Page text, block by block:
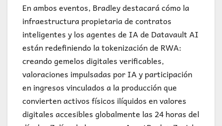
En ambos eventos, Bradley destacará cómo la
infraestructura propietaria de contratos
inteligentes y los agentes de IA de Datavault AI
están redefiniendo la tokenización de RWA:
creando gemelos digitales verificables,
valoraciones impulsadas por IA y participación
en ingresos vinculados a la producción que
convierten activos físicos ilíquidos en valores
digitales accesibles globalmente las 24 horas del